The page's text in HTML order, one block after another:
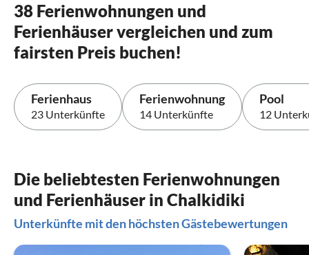
38 Ferienwohnungen und
Ferienhäuser vergleichen und zum
fairsten Preis buchen!
Ferienhaus
23 Unterkünfte
Ferienwohnung
14 Unterkünfte
Pool
12
Die beliebtesten Ferienwohnungen
und Ferienhäuser in Chalkidiki
Unterkünfte mit den höchsten Gästebewertungen